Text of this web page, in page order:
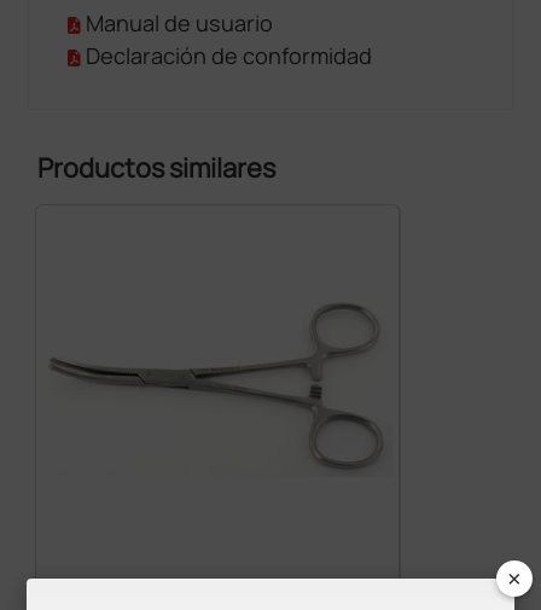
Manual de usuario
Declaración de conformidad
Productos similares
×